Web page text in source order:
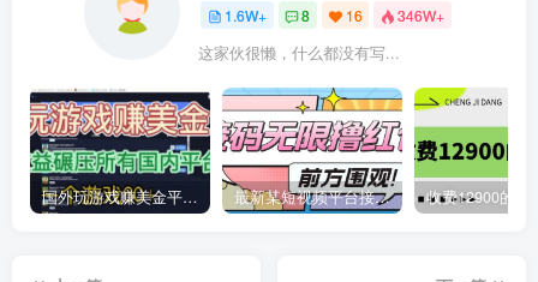
1.6W+ 8 16 346W+
这家伙很懒，什么都没有写...
国外玩游戏赚美金平台，一个游戏60+，收益碾压国内所有平台 最新某短视频平台接码看广告，无限撸1.3元项目【软件+详细操作教程】